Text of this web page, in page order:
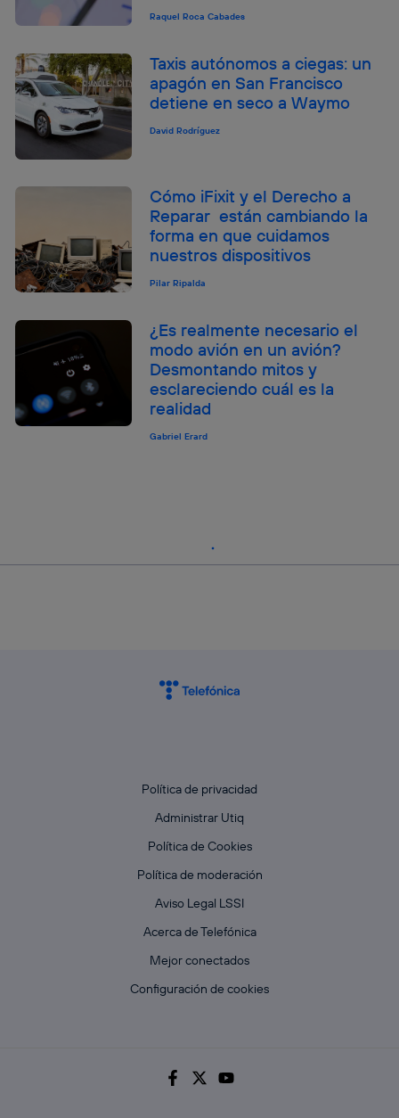
Raquel Roca Cabades
Taxis autónomos a ciegas: un
apagón en San Francisco
detiene en seco a Waymo
David Rodríguez
Cómo iFixit y el Derecho a
Reparar están cambiando la
forma en que cuidamos
nuestros dispositivos
Pilar Ripalda
¿Es realmente necesario el
modo avión en un avión?
Desmontando mitos y
esclareciendo cuál es la
realidad
Gabriel Erard
Política de privacidad
Administrar Utiq
Política de Cookies
Política de moderación
Aviso Legal LSSI
Acerca de Telefónica
Mejor conectados
Configuración de cookies